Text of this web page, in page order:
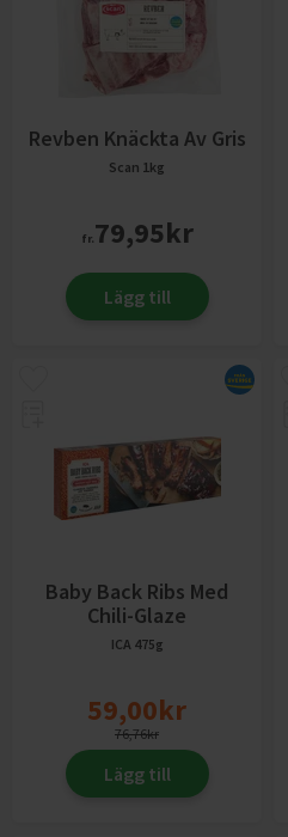
Revben Knäckta Av Gris
Scan 1kg
fr.79,95kr
Lägg till
Baby Back Ribs Med
Chili-Glaze
ICA 475g
59,00kr
76,76kr
Lägg till